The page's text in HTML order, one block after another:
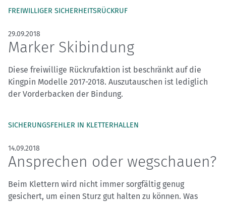
FREIWILLIGER SICHERHEITSRÜCKRUF
29.09.2018
Marker Skibindung
Diese freiwillige Rückrufaktion ist beschränkt auf die
Kingpin Modelle 2017-2018. Auszutauschen ist lediglich
der Vorderbacken der Bindung.
SICHERUNGSFEHLER IN KLETTERHALLEN
14.09.2018
Ansprechen oder wegschauen?
Beim Klettern wird nicht immer sorgfältig genug
gesichert, um einen Sturz gut halten zu können. Was